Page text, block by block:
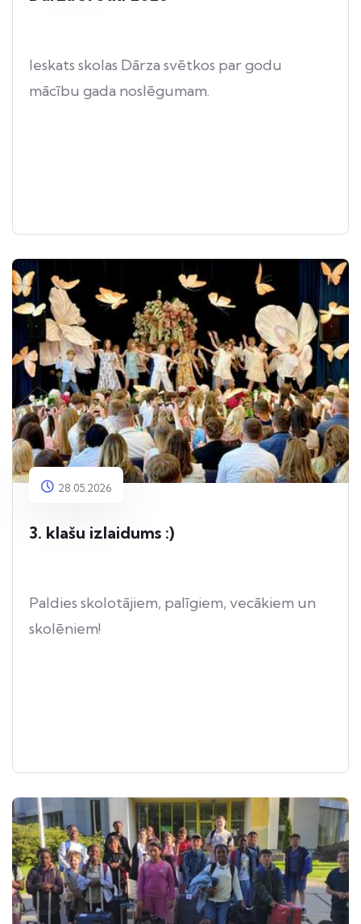
Ieskats skolas Dārza svētkos par godu
mācību gada noslēgumam.
28.05.2026
3. klašu izlaidums :)
Paldies skolotājiem, palīgiem, vecākiem un
skolēniem!